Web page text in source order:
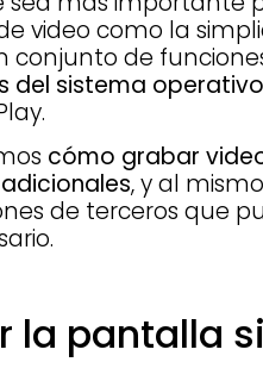
video como la
conjunto de
del sistema operativo
cómo grabar
, y al
de terceros que
la pantalla